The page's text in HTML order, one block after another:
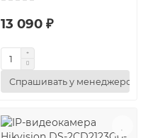
13 090 ₽
Спрашивать у менеджеров